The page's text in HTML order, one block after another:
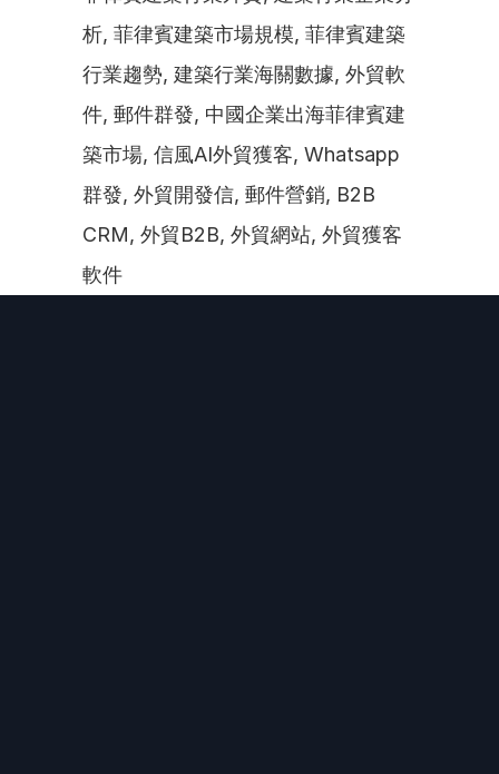
析, 菲律賓建築市場規模, 菲律賓建築
行業趨勢, 建築行業海關數據, 外貿軟
件, 郵件群發, 中國企業出海菲律賓建
築市場, 信風AI外貿獲客, Whatsapp
群發, 外貿開發信, 郵件營銷, B2B
CRM, 外貿B2B, 外貿網站, 外貿獲客
軟件